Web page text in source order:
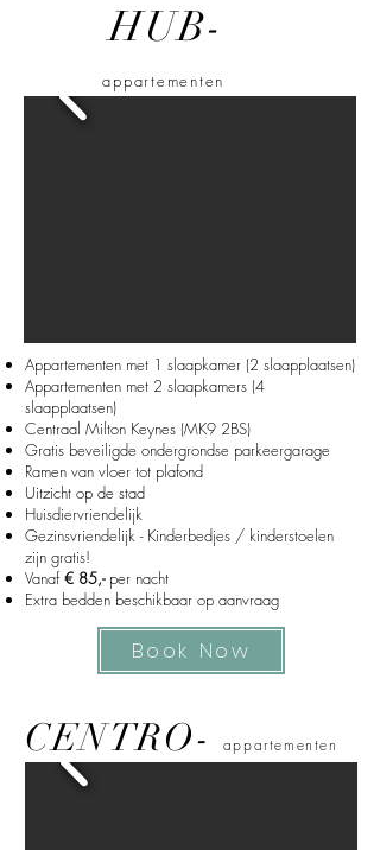
Appartementen met 1 slaapkamer (2 slaapplaatsen)
Appartementen met 2 slaapkamers (4
slaapplaatsen)
Centraal Milton Keynes (MK9 2BS)
Gratis beveiligde ondergrondse parkeergarage
Ramen van vloer tot plafond
Uitzicht op de stad
Huisdiervriendelijk
Gezinsvriendelijk - Kinderbedjes / kinderstoelen
zijn gratis!
Vanaf € 85,-per nacht
Extra bedden beschikbaar op aanvraag
HUB-
appartementen
Book Now
CENTRO- appartementen